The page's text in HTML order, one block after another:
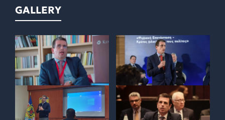
GALLERY